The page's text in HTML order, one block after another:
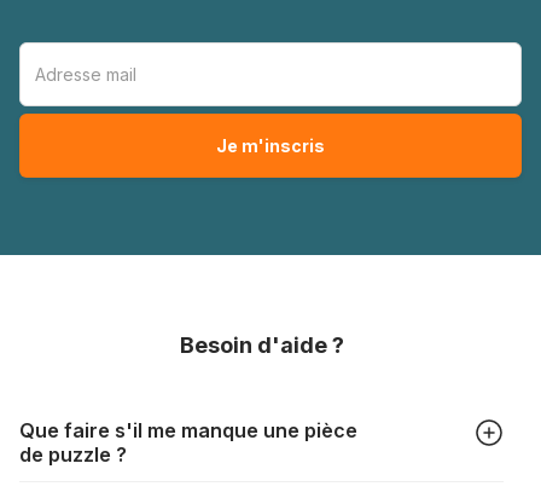
Besoin d'aide ?
Que faire s'il me manque une pièce
de puzzle ?